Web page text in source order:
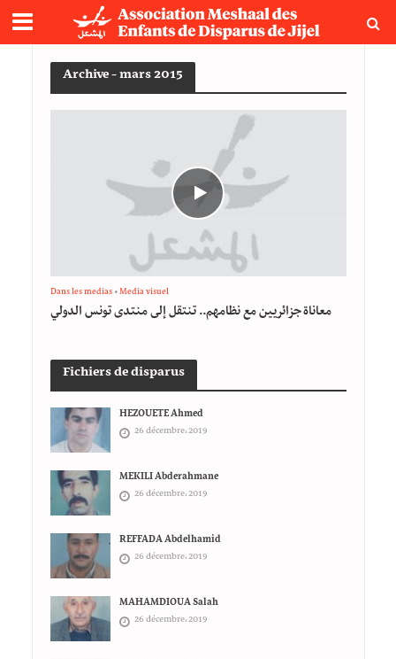
Archive - mars 2015
Dans les medias • Media visuel
معاناة جزائريين مع نظامهم.. تنتقل إلى منتدى تونس الدولي
Fichiers de disparus
HEZOUETE Ahmed
26 décembre، 2019
MEKILI Abderahmane
26 décembre، 2019
REFFADA Abdelhamid
26 décembre، 2019
MAHAMDIOUA Salah
26 décembre، 2019